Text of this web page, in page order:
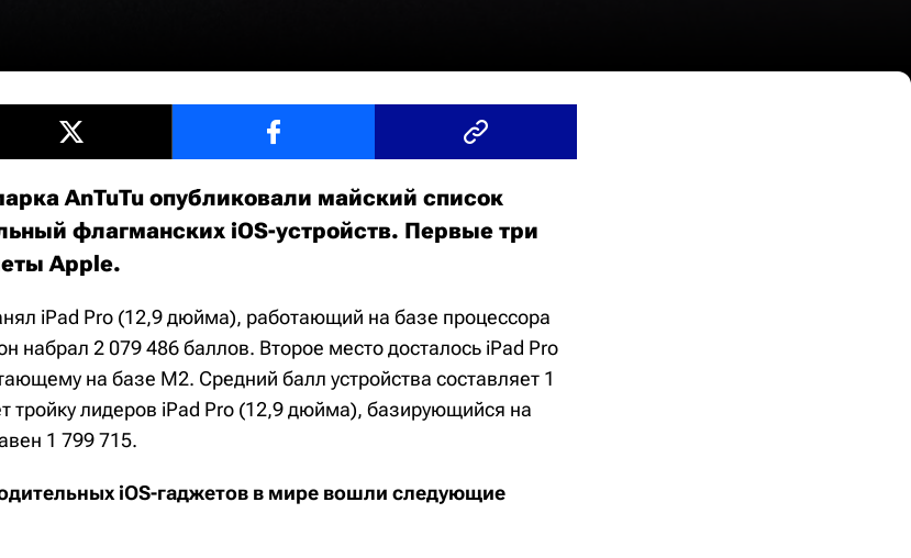
AnTuTu опубликовали майский список
флагманских iOS-устройств. Первые три
Apple.
iPad Pro (12,9 дюйма), работающий на базе процессора
набрал 2 079 486 баллов. Второе место досталось iPad Pro
на базе M2. Средний балл устройства составляет 1
тройку лидеров iPad Pro (12,9 дюйма), базирующийся на
1 799 715.
iOS-гаджетов в мире вошли следующие